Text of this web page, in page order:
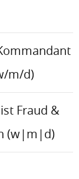
m/d)
Fraud &
(w|m|d)